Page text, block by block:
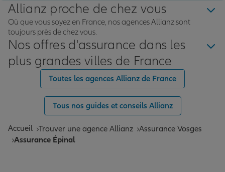
Allianz proche de chez vous
Où que vous soyez en France, nos agences Allianz sont
toujours près de chez vous.
Nos offres d'assurance dans les
plus grandes villes de France
Toutes les agences Allianz de France
Tous nos guides et conseils Allianz
Accueil Trouver une agence Allianz Assurance Vosges
Assurance Épinal